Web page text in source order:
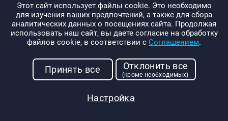
Этот сайт использует файлы cookie. Это необходимо
для изучения ваших предпочтений, а также для сбора
аналитических данных о посещениях сайта. Продолжая
использовать наш сайт, вы даете согласие на обработку
файлов cookie, в соответствии с Соглашением.
Настройка
Принять все Отклонить все
(кроме необходимых)
info@promo-webcom.by
© 2000-2026. Webcom Performance
г. Минск, ул. Свердлова, 11-332
УНП: 190437288
Политика конфиденциальности